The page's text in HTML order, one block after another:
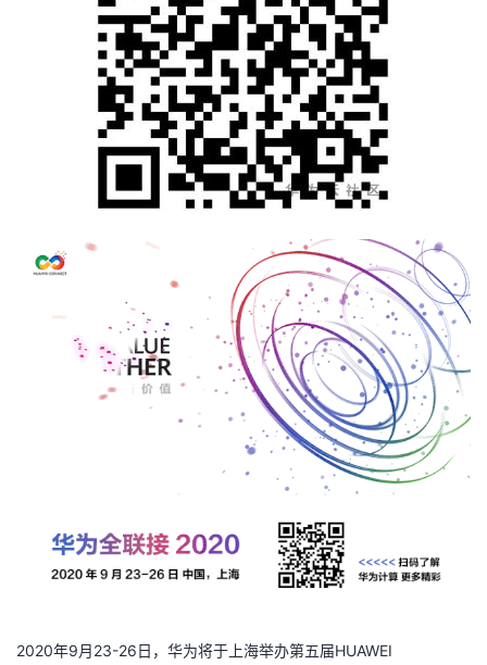
2020年9月23-26日，华为将于上海举办第五届HUAWEI